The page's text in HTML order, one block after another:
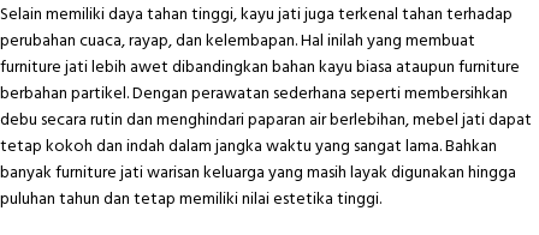
Selain memiliki daya tahan tinggi, kayu jati juga terkenal tahan terhadap
perubahan cuaca, rayap, dan kelembapan. Hal inilah yang membuat
furniture jati lebih awet dibandingkan bahan kayu biasa ataupun furniture
berbahan partikel. Dengan perawatan sederhana seperti membersihkan
debu secara rutin dan menghindari paparan air berlebihan, mebel jati dapat
tetap kokoh dan indah dalam jangka waktu yang sangat lama. Bahkan
banyak furniture jati warisan keluarga yang masih layak digunakan hingga
puluhan tahun dan tetap memiliki nilai estetika tinggi.